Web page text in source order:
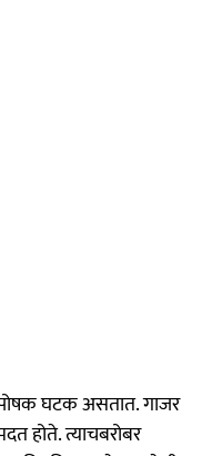
घटक असतात. गाजर
होते. त्याचबरोबर